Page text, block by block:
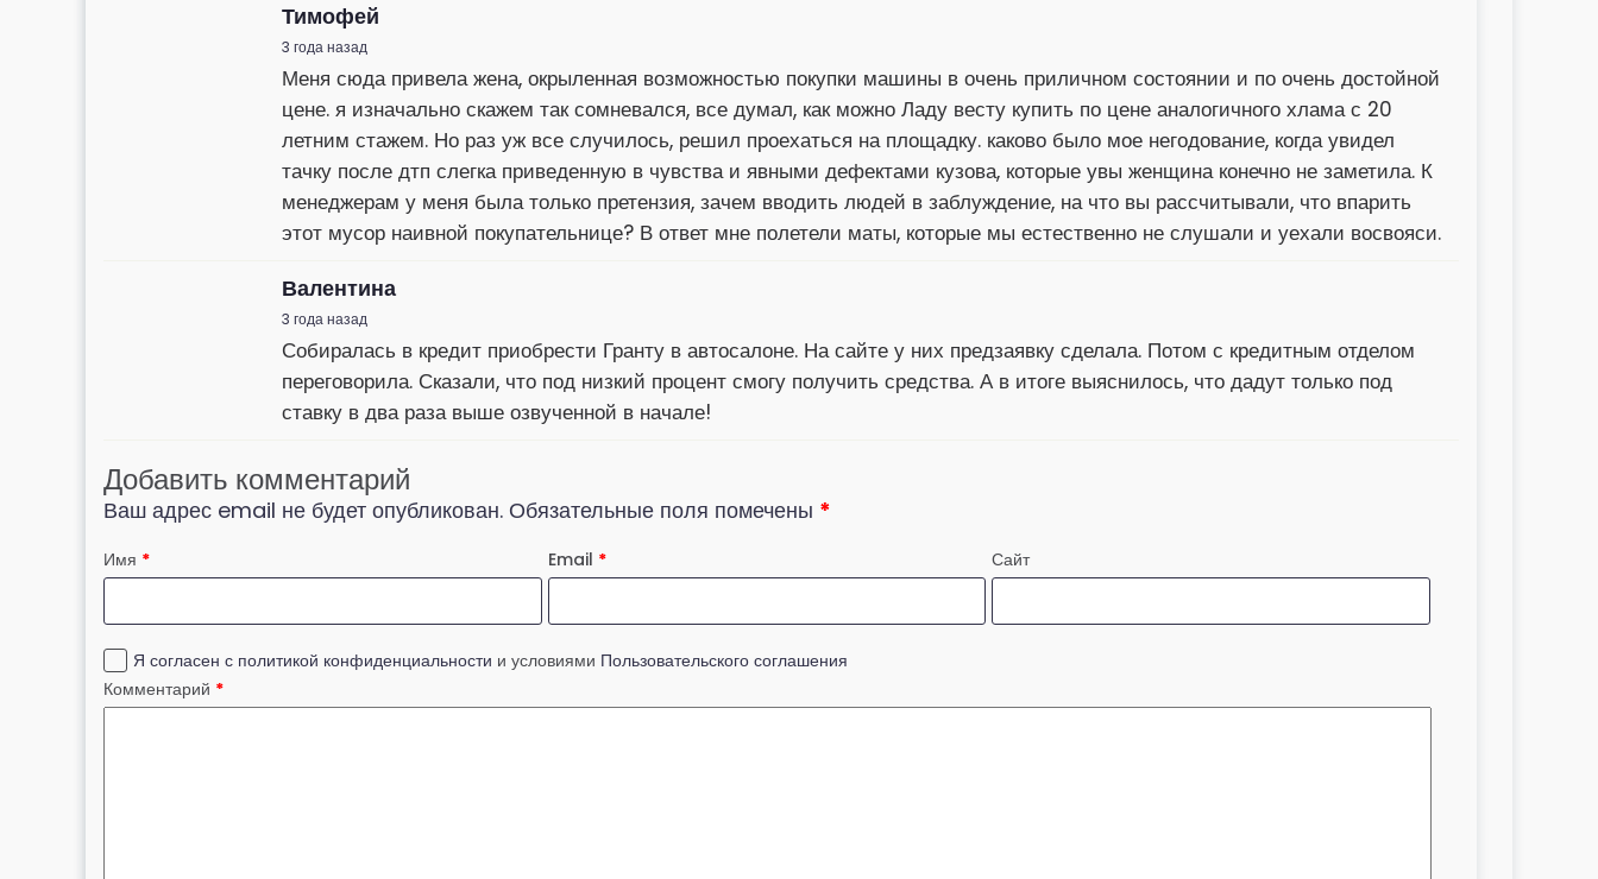
Тимофей
3 года назад
Меня сюда привела жена, окрыленная возможностью покупки машины в очень приличном состоянии и по очень достойной
цене. я изначально скажем так сомневался, все думал, как можно Ладу весту купить по цене аналогичного хлама с 20
летним стажем. Но раз уж все случилось, решил проехаться на площадку. каково было мое негодование, когда увидел
тачку после дтп слегка приведенную в чувства и явными дефектами кузова, которые увы женщина конечно не заметила. К
менеджерам у меня была только претензия, зачем вводить людей в заблуждение, на что вы рассчитывали, что впарить
этот мусор наивной покупательнице? В ответ мне полетели маты, которые мы естественно не слушали и уехали восвояси.
Валентина
3 года назад
Собиралась в кредит приобрести Гранту в автосалоне. На сайте у них предзаявку сделала. Потом с кредитным отделом
переговорила. Сказали, что под низкий процент смогу получить средства. А в итоге выяснилось, что дадут только под
ставку в два раза выше озвученной в начале!
Добавить комментарий
Ваш адрес email не будет опубликован. Обязательные поля помечены *
Имя * Email * Сайт
Я согласен с политикой конфиденциальности и условиями Пользовательского соглашения
Комментарий *